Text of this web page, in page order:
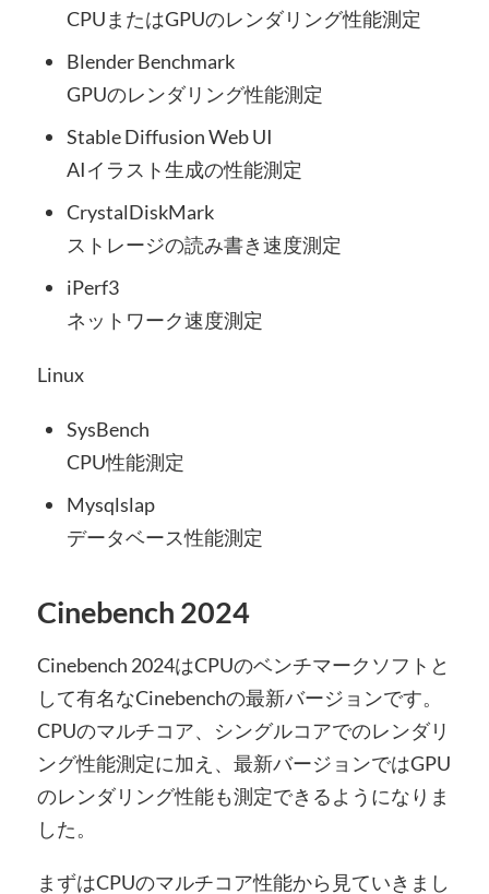
CPUまたはGPUのレンダリング性能測定
Blender Benchmark
GPUのレンダリング性能測定
Stable Diffusion Web UI
AIイラスト生成の性能測定
CrystalDiskMark
ストレージの読み書き速度測定
iPerf3
ネットワーク速度測定
Linux
SysBench
CPU性能測定
Mysqlslap
データベース性能測定
Cinebench 2024
Cinebench 2024はCPUのベンチマークソフトと
して有名なCinebenchの最新バージョンです。
CPUのマルチコア、シングルコアでのレンダリ
ング性能測定に加え、最新バージョンではGPU
のレンダリング性能も測定できるようになりま
した。
まずはCPUのマルチコア性能から見ていきまし